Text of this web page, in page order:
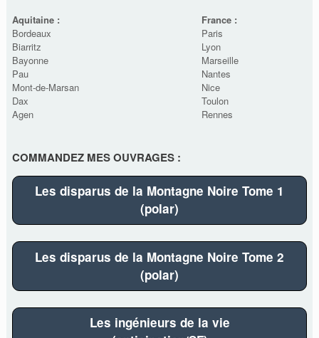
Aquitaine :
Bordeaux
Biarritz
Bayonne
Pau
Mont-de-Marsan
Dax
Agen
France :
Paris
Lyon
Marseille
Nantes
Nice
Toulon
Rennes
COMMANDEZ MES OUVRAGES :
Les disparus de la Montagne Noire Tome 1
(polar)
Les disparus de la Montagne Noire Tome 2
(polar)
Les ingénieurs de la vie